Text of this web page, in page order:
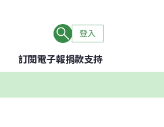
登入
訂閱電子報捐款支持